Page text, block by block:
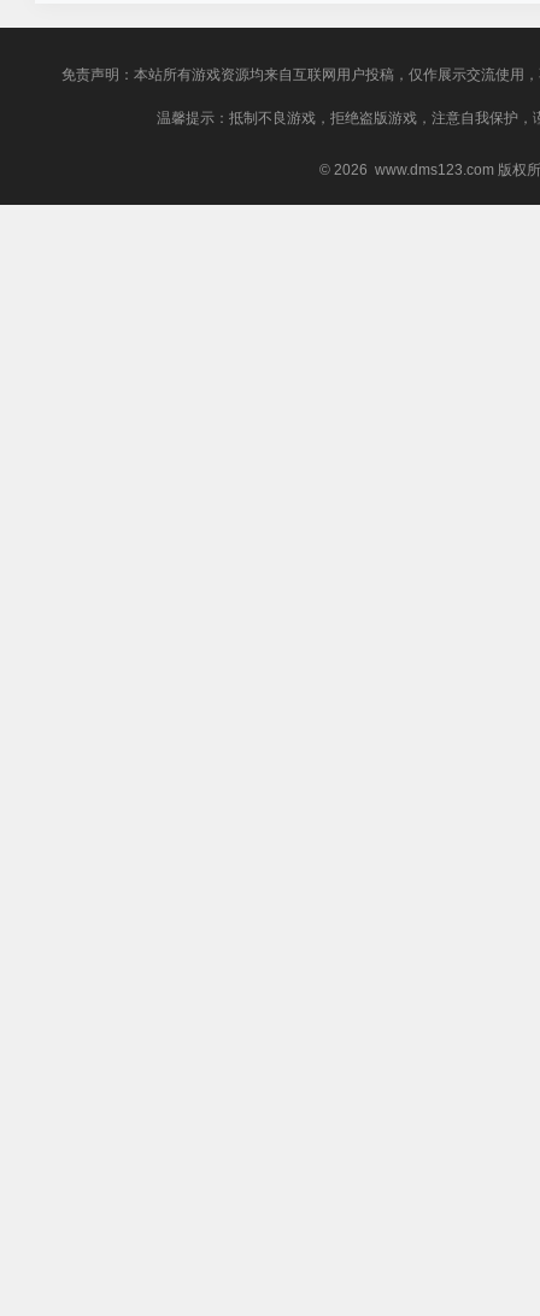
免责声明：本站所有游戏资源均来自互联网用户投稿，仅作展示交流使用
温馨提示：抵制不良游戏，拒绝盗版游戏，注意自我保护
© 2026 www.dms123.com 版权